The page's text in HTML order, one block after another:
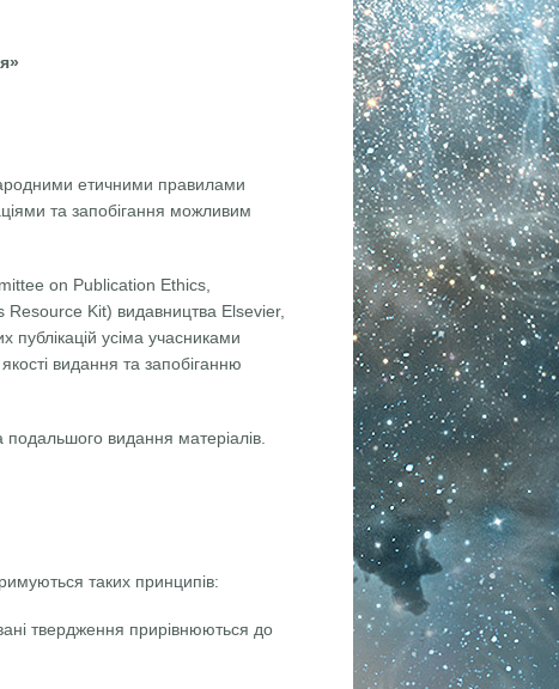
етичними правилами
та запобігання можливим
on Publication Ethics,
Resource Kit) видавництва Elsevier,
публікацій усіма учасниками
видання та запобіганню
подальшого видання матеріалів.
таких принципів:
твердження прирівнюються до